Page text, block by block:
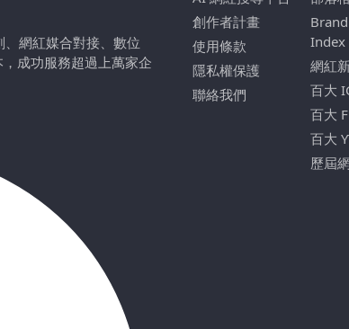
網紅媒合對接、數位
成功服務超過上萬家企
創作者計畫
使用條款
隱私權保護
聯絡我們
Index
網紅
百大
百大
百大
歷屆